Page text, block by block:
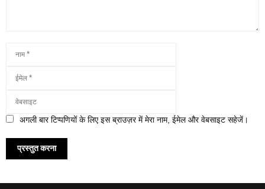
अगली बार टिप्पणियों के लिए इस ब्राउज़र में मेरा नाम, ईमेल और वेबसाइट सहेजें।